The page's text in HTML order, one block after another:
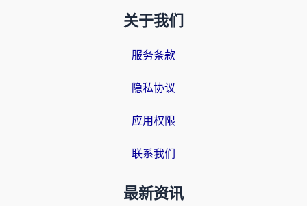
关于我们
服务条款
隐私协议
应用权限
联系我们
最新资讯